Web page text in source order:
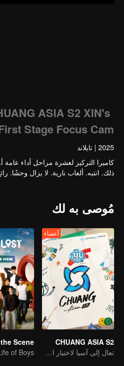
ASIA S2 XIN's
Stage Focus Cam
2025
| تايلاند
كاميرا التركيز لعشرة مراحل أداء
ذلك. انتبه. ألعاب نارية. لا يزال
مُوصى به لك
أعضاء
CHUANG ASIA S2
تعال إلى آسيا لاختيار الآيدل الخاص بك
of Boys